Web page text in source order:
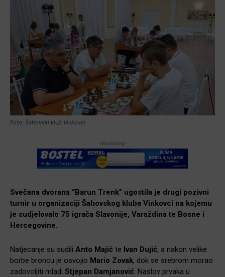
Foto: Šahovski klub Vinkovci
-Marketing-
Svečana dvorana “Barun Trenk” ugostila je drugi pozivni
turnir u organizaciji Šahovskog kluba Vinkovci na kojemu
je sudjelovalo 75 igrača Slavonije, Varaždina te Bosne i
Hercegovine.
Natjecanje su sudili Anto Majić te Ivan Dujić, a nakon velike
borbe broncu je osvojio Mario Zovak, dok se srebrom morao
zadovoljiti mladi Stjepan Damjanović . Naslov prvaka u